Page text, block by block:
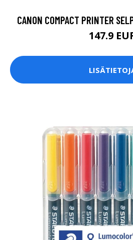
CANON COMPACT PRINTER
147.9